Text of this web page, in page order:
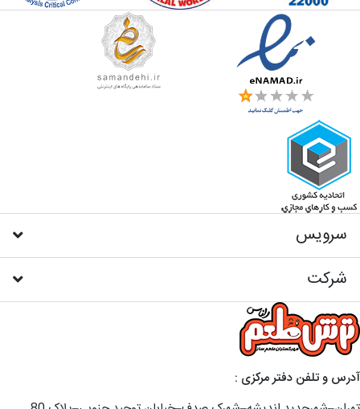
سرویس
شرکت
آدرس و تلفن دفتر مرکزی :